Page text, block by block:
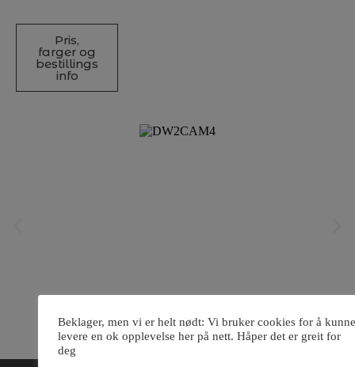
Pris,
farger og
bestillings
info
Beklager, men vi er helt nødt: Vi bruker cookies for å kunne
levere en ok opplevelse her på nett. Håper det er greit for
deg